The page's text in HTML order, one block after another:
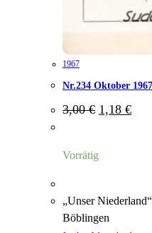
1967
Nr.234 Oktober 1967
3,00€
Preis
1,18 €
Preis
Vorrätig
„Unser
Böblingen